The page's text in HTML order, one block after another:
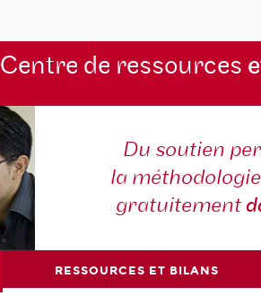
Centre de ressources
Du soutien
la
gratuitement
RESSOURCES ET BILANS